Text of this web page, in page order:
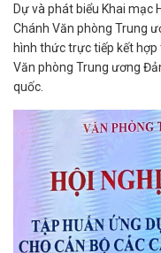
Dự và phát biểu Khai mạc
Chánh Văn phòng Trung
hình thức trực tiếp kết
Văn phòng Trung ương
quốc.